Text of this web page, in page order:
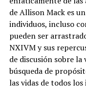
de Allison Mack es
individuos, incluso
pueden ser
NXIVM y sus
de discusión sobre
búsqueda de
las vidas de todos